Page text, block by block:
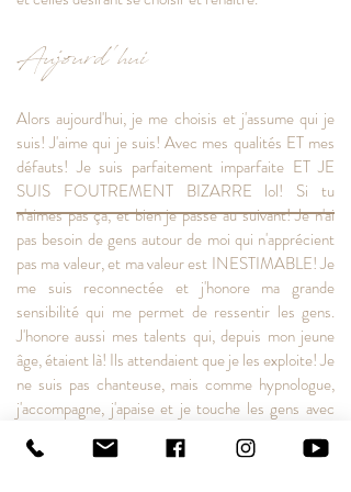
Aujourd'hui
Alors aujourd'hui, je me choisis et j'assume qui je
suis! J'aime qui je suis! Avec mes qualités ET mes
défauts! Je suis parfaitement imparfaite ET JE
SUIS FOUTREMENT BIZARRE lol! Si tu
n'aimes pas ça, et bien je passe au suivant! Je n'ai
pas besoin de gens autour de moi qui n'apprécient
pas ma valeur, et ma valeur est INESTIMABLE! Je
me suis reconnectée et j'honore ma grande
sensibilité qui me permet de ressentir les gens.
J'honore aussi mes talents qui, depuis mon jeune
âge, étaient là! Ils attendaient que je les exploite! Je
ne suis pas chanteuse, mais comme hypnologue,
j'accompagne, j'apaise et je touche les gens avec
ma voix. Au lieu d'écrire des chansons, j'écris des
textes, des
histoires et des
. Et surtout je me